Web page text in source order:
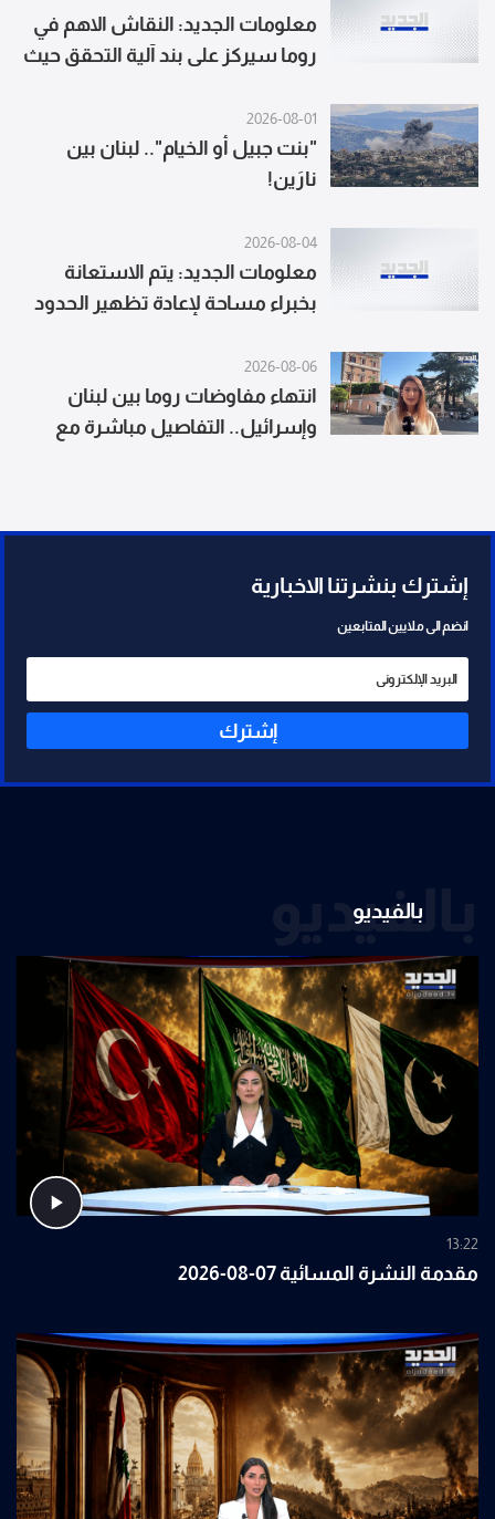
معلومات الجديد: النقاش الاهم في
روما سيركز على بند آلية التحقق حيث
في هذه المهمة
2026-08-01
"بنت جبيل أو الخيام".. لبنان بين
نارَين!
2026-08-04
معلومات الجديد: يتم الاستعانة
بخبراء مساحة لإعادة تظهير الحدود
حل بها
2026-08-06
انتهاء مفاوضات روما بين لبنان
وإسرائيل.. التفاصيل مباشرة مع
إشترك بنشرتنا الاخبارية
انضم الى ملايين المتابعين
إشترك
بالفيديو
بالفيديو
13:22
مقدمة النشرة المسائية 07-08-2026